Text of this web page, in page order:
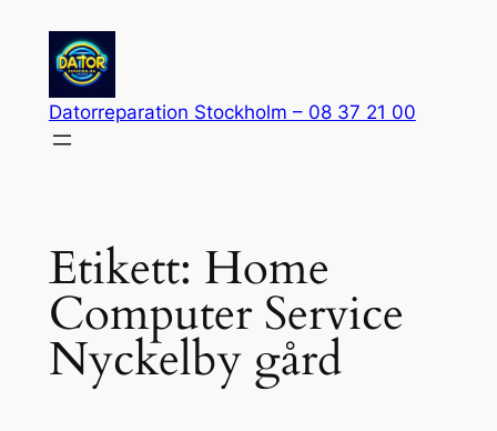
innehåll
Datorreparation Stockholm – 08 37 21 00
Etikett: Home
Computer Service
Nyckelby gård